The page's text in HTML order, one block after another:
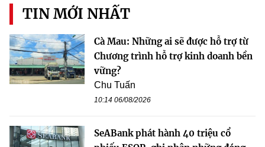
TIN MỚI NHẤT
Cà Mau: Những ai sẽ được hỗ trợ từ
Chương trình hỗ trợ kinh doanh bền
vững?
Chu Tuấn
10:14 06/08/2026
SeABank phát hành 40 triệu cổ